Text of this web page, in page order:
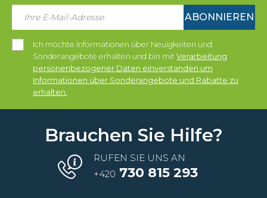
ABONNIEREN
Ich möchte Informationen über Neuigkeiten und
Sonderangebote erhalten und bin mit Verarbeitung
personenbezogener Daten einverstanden um
Informationen über Sonderangebote und Rabatte zu
erhalten.
Brauchen Sie Hilfe?
RUFEN SIE UNS AN
+420 730 815 293